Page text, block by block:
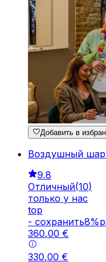
Добавить в
Воздушный шар
9.8
Отличный(10)
только у нас
top
- cохранить8%
360,00 €
330,00 €